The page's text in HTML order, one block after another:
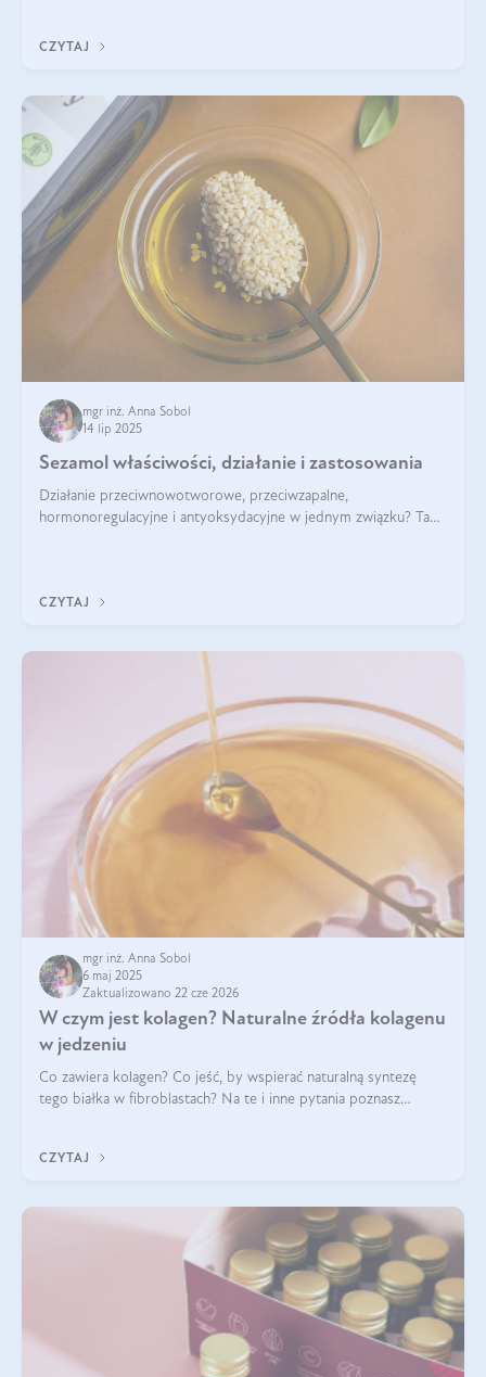
CZYTAJ
mgr inż. Anna Sobol
14 lip 2025
Sezamol właściwości, działanie i zastosowania
Działanie przeciwnowotworowe, przeciwzapalne,
hormonoregulacyjne i antyoksydacyjne w jednym związku? Tak
CZYTAJ
mgr inż. Anna Sobol
6 maj 2025
Zaktualizowano 22 cze 2026
W czym jest kolagen? Naturalne źródła kolagenu
w jedzeniu
Co zawiera kolagen? Co jeść, by wspierać naturalną syntezę
tego białka w fibroblastach? Na te i inne pytania poznasz
CZYTAJ